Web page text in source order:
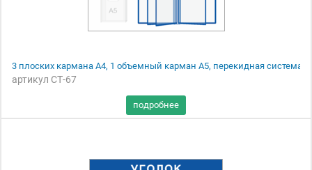
3 плоских кармана А4, 1 объемный карман А5, перекидная система
артикул СТ-67